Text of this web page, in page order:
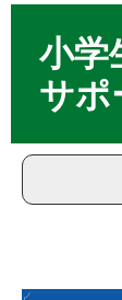
小学
サポ